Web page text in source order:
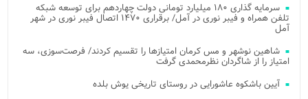
سرمایه گذاری ۱۸۰ میلیارد تومانی دولت چهاردهم برای توسعه شبکه
تلفن همراه و فیبر نوری در آمل/ برقراری ۱۴۷۰ اتصال فیبر نوری در شهر
آمل
شاهین نوشهر و مس کرمان امتیازها را تقسیم کردند/ فرصت‌سوزی، سه
امتیاز را از شاگردان نظرمحمدی گرفت
آیین باشکوه عاشورایی در روستای تاریخی یوش بلده